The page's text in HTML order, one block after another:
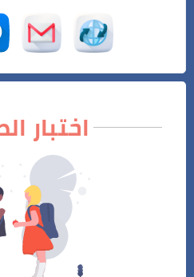
اختبار